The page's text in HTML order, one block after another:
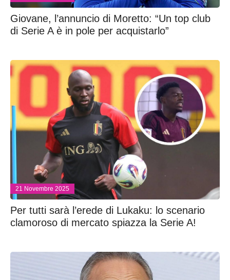
Giovane, l’annuncio di Moretto: “Un top club
di Serie A è in pole per acquistarlo”
21 Novembre 2025
Per tutti sarà l’erede di Lukaku: lo scenario
clamoroso di mercato spiazza la Serie A!